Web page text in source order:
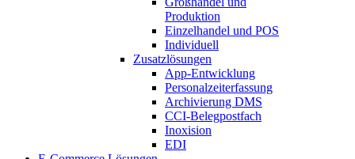
Produktion
Einzelhandel und POS
Individuell
Zusatzlösungen
App-Entwicklung
Personalzeiterfassung
Archivierung DMS
CCI-Belegpostfach
Inoxision
EDI